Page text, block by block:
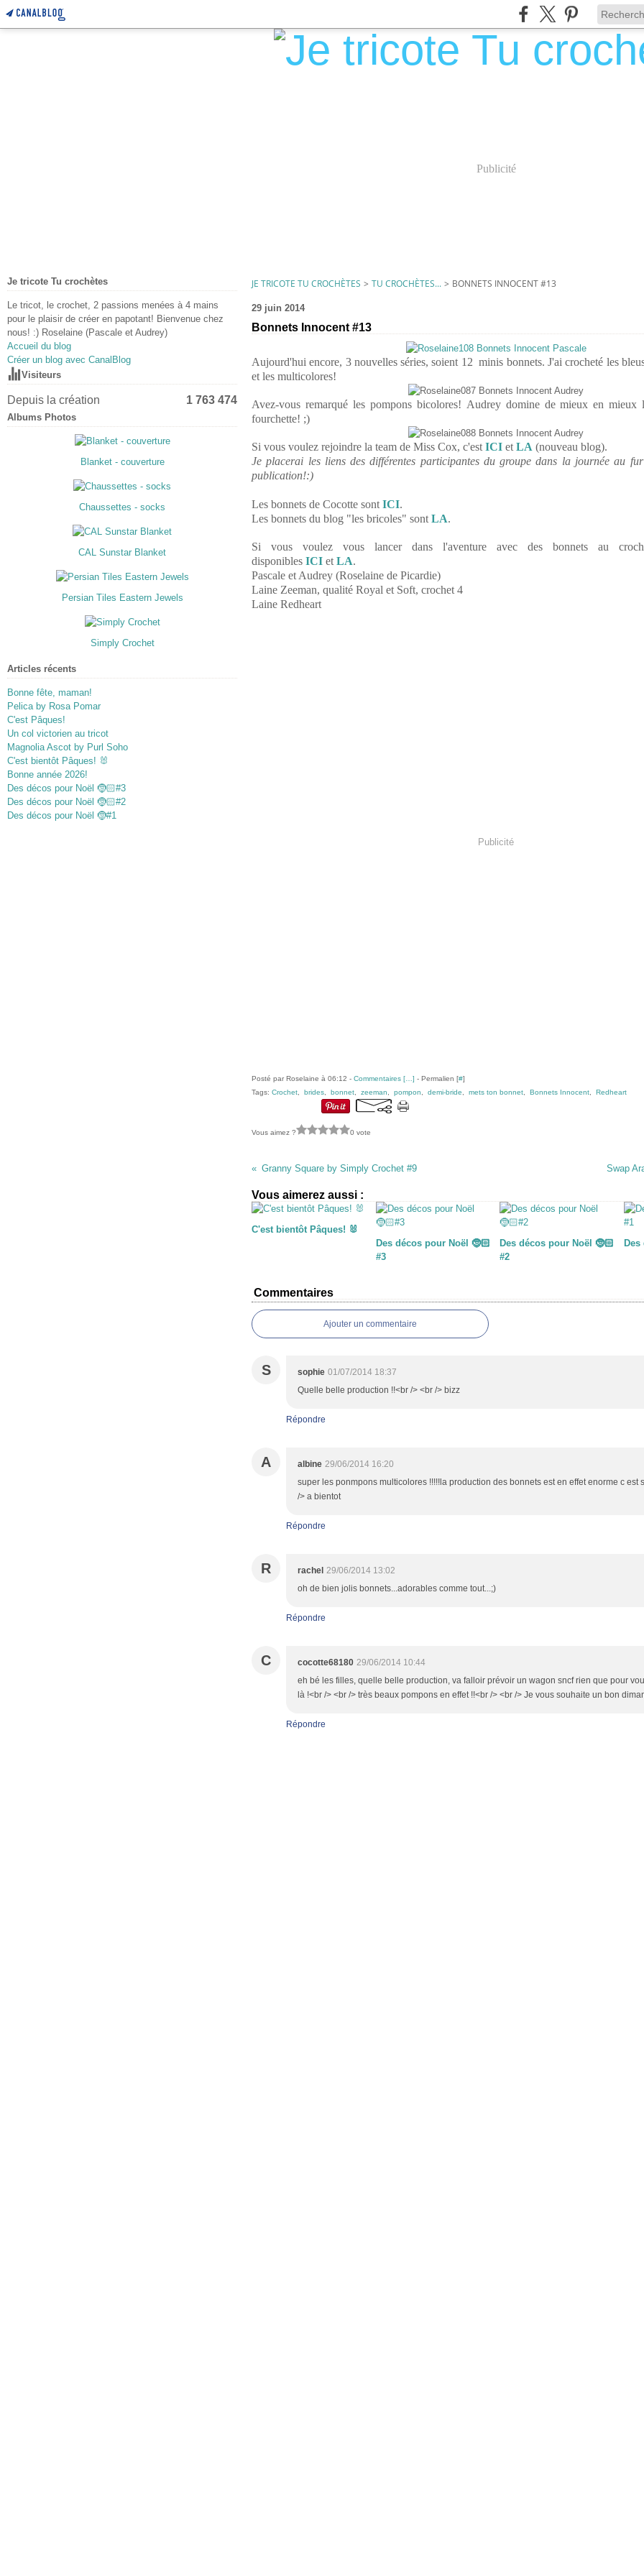
Publicité
Je tricote Tu crochètes
Le tricot, le crochet, 2 passions menées à 4 mains
pour le plaisir de créer en papotant! Bienvenue chez
nous! :) Roselaine (Pascale et Audrey)
Accueil du blog
Créer un blog avec CanalBlog
Visiteurs
Depuis la création 1 763 474
Albums Photos
Blanket - couverture
Chaussettes - socks
CAL Sunstar Blanket
Persian Tiles Eastern Jewels
Simply Crochet
Articles récents
Bonne fête, maman!
Pelica by Rosa Pomar
C'est Pâques!
Un col victorien au tricot
Magnolia Ascot by Purl Soho
C'est bientôt Pâques! 🐰
Bonne année 2026!
Des décos pour Noël 🤶🏻#3
Des décos pour Noël 🤶🏻#2
Des décos pour Noël 🤶#1
JE TRICOTE TU CROCHÈTES > TU CROCHÈTES... > BONNETS INNOCENT #13
29 juin 2014
Bonnets Innocent #13
Aujourd'hui encore, 3 nouvelles séries, soient 12 minis bonnets. J'ai crocheté les
et les multicolores!
Avez-vous remarqué les pompons bicolores! Audrey domine de mieux en
fourchette! ;)
Si vous voulez rejoindre la team de Miss Cox, c'est ICI et LA (nouveau blog).
Je placerai les liens des différentes participantes du groupe dans la journée au
publication!:)
Les bonnets de Cocotte sont ICI.
Les bonnets du blog "les bricoles" sont LA.
Si vous voulez vous lancer dans l'aventure avec des bonnets au
disponibles ICI et LA.
Pascale et Audrey (Roselaine de Picardie)
Laine Zeeman, qualité Royal et Soft, crochet 4
Laine Redheart
Publicité
Posté par Roselaine à 06:12 - Commentaires [ ] - Permalien [#]
Tags: Crochet brides bonnet zeeman pompon demi-bride mets ton bonnet Bonnets Innocent Redheart
Vous aimez ? 0 vote
Granny Square by Simply Crochet #9 Swap
Vous aimerez aussi :
C'est bientôt Pâques! 🐰
Des décos pour Noël 🤶🏻
#3
Des décos pour Noël 🤶🏻
#2
Commentaires
Ajouter un commentaire
S sophie 01/07/2014 18:37
Quelle belle production !!<br /> <br /> bizz
Répondre
A albine 29/06/2014 16:20
super les ponmpons multicolores !!!!!la production des bonnets est en effet enorme c est
/> a bientot
Répondre
R rachel 29/06/2014 13:02
oh de bien jolis bonnets...adorables comme tout...;)
Répondre
C cocotte68180 29/06/2014 10:44
eh bé les filles, quelle belle production, va falloir prévoir un wagon sncf rien que pour
là !<br /> <br /> très beaux pompons en effet !!<br /> <br /> Je vous souhaite un bon
Répondre